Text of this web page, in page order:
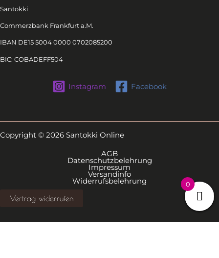
Santokki
Commerzbank Frankfurt a.M.
IBAN DE15 5004 0000 0702085200
BIC: COBADEFF504
Instagram Facebook
Copyright © 2026 Santokki Online
AGB
Datenschutzbelehrung
Impressum
Versandinfo
Widerrufsbelehrung
Vertrag widerrufen
0